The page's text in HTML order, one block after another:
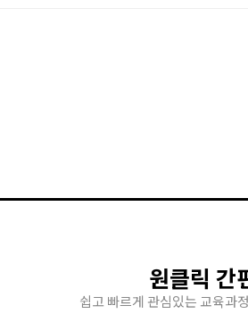
원클릭 간
쉽고 빠르게 관심있는 교육과